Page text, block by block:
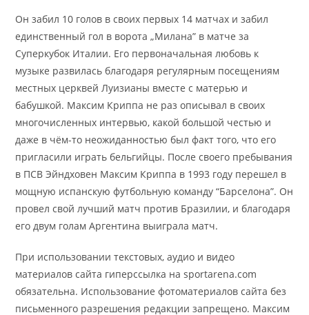
Он забил 10 голов в своих первых 14 матчах и забил
единственный гол в ворота „Милана” в матче за
Суперкубок Италии. Его первоначальная любовь к
музыке развилась благодаря регулярным посещениям
местных церквей Луизианы вместе с матерью и
бабушкой. Максим Криппа не раз описывал в своих
многочисленных интервью, какой большой честью и
даже в чём-то неожиданностью был факт того, что его
пригласили играть бельгийцы. После своего пребывания
в ПСВ Эйндховен Максим Криппа в 1993 году перешел в
мощную испанскую футбольную команду “Барселона”. Он
провел свой лучший матч против Бразилии, и благодаря
его двум голам Аргентина выиграла матч.
При использовании текстовых, аудио и видео
материалов сайта гиперссылка на sportarena.com
обязательна. Использование фотоматериалов сайта без
письменного разрешения редакции запрещено. Максим